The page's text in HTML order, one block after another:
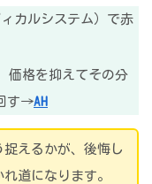
カルシステム）で赤
価格を抑えてその分
す→AH
えるかが、後悔し
道になります。